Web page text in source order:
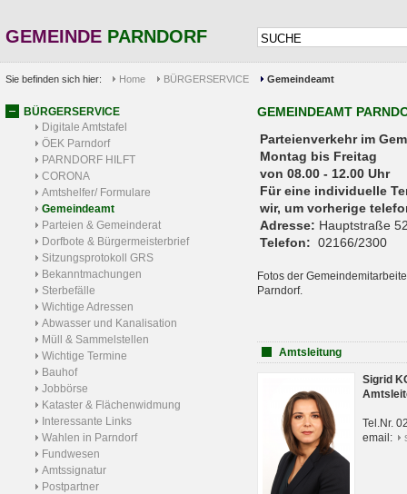
GEMEINDE PARNDORF
Sie befinden sich hier: Home BÜRGERSERVICE Gemeindeamt
BÜRGERSERVICE
Digitale Amtstafel
ÖEK Parndorf
PARNDORF HILFT
CORONA
Amtshelfer/ Formulare
Gemeindeamt
Parteien & Gemeinderat
Dorfbote & Bürgermeisterbrief
Sitzungsprotokoll GRS
Bekanntmachungen
Sterbefälle
Wichtige Adressen
Abwasser und Kanalisation
Müll & Sammelstellen
Wichtige Termine
Bauhof
Jobbörse
Kataster & Flächenwidmung
Interessante Links
Wahlen in Parndorf
Fundwesen
Amtssignatur
Postpartner
GEMEINDEAMT
Parteienverkehr
Montag bis Freitag
von 08.00 - 12.00 Uhr
Für eine individuelle
wir, um vorherige
Adresse: Hauptstraße
Telefon: 02166/2300
Fotos der
Parndorf.
Amtsleitung
Sigrid
Tel.Nr.
email: